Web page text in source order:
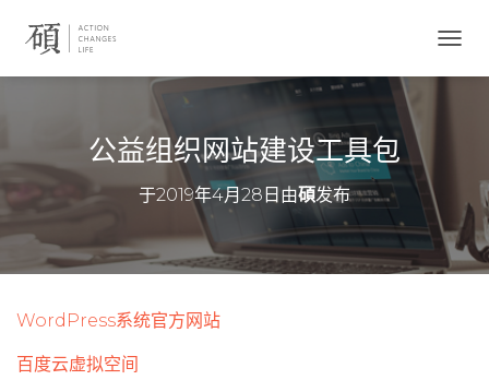
换
公益组织网站建设工具包
于2019年4月28日 由碩发布
WordPress系统官方网站
百度云虚拟空间